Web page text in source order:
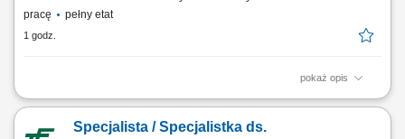
pracę
pełny etat
1 godz.
pokaż opis
Miejsce pracy stacjonarnej: Kraków lub Myślenice oraz budowy na
stanowiska prowadzenie inwestycji związanych z budową linii
Specjalista / Specjalistka ds.